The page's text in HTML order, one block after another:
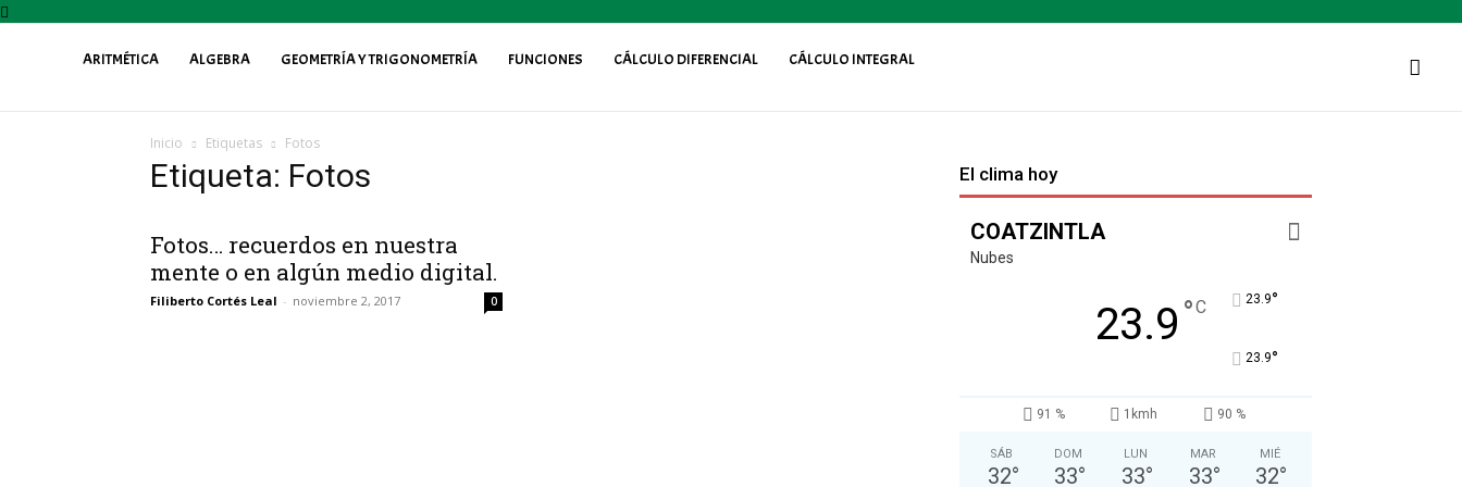
ARITMÉTICA ALGEBRA GEOMETRÍA Y TRIGONOMETRÍA FUNCIONES CÁLCULO DIFERENCIAL CÁLCULO INTEGRAL
Inicio Etiquetas Fotos
Etiqueta: Fotos
Fotos… recuerdos en nuestra
mente o en algún medio digital.
Filiberto Cortés Leal - noviembre 2, 2017 0
El clima hoy
COATZINTLA
Nubes
23.9 °C 23.9°
23.9°
91 % 1kmh 90 %
SÁB
32°
DOM
33°
LUN
33°
MAR
33°
MIÉ
32°